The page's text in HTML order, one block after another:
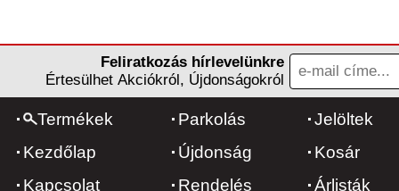
Feliratkozás hírlevelünkre
Értesülhet Akciókról, Újdonságokról
Termékek
Kezdőlap
Kapcsolat
Parkolás
Újdonság
Rendelés
Jelöltek
Kosár
Árlisták